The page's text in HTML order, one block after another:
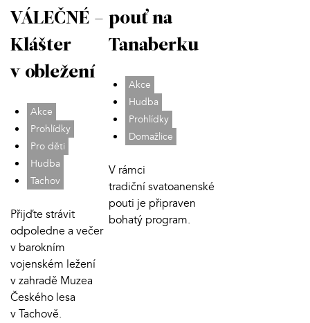
VÁLEČNÉ –
Klášter
v obležení
Akce
Prohlídky
Pro děti
Hudba
Tachov
Přijďte strávit
odpoledne a večer
v barokním
vojenském ležení
v zahradě Muzea
Českého lesa
v Tachově.
pouť na
Tanaberku
Akce
Hudba
Prohlídky
Domažlice
V rámci
tradiční svatoanenské
pouti je připraven
bohatý program.